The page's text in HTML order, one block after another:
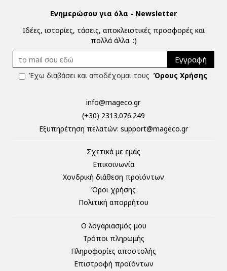
Ενημερώσου για όλα - Newsletter
Ιδέες, ιστορίες, τάσεις, αποκλειστικές προσφορές και
πολλά άλλα. :)
Εγγραφή
Έχω διαβάσει και αποδέχομαι τους Όρους Χρήσης
info@mageco.gr
(+30) 2313.076.249
Eξυπηρέτηση πελατών: support@mageco.gr
Σχετικά με εμάς
Επικοινωνία
Χονδρική διάθεση προϊόντων
Όροι χρήσης
Πολιτική απορρήτου
Ο λογαριασμός μου
Τρόποι πληρωμής
Πληροφορίες αποστολής
Επιστροφή προϊόντων